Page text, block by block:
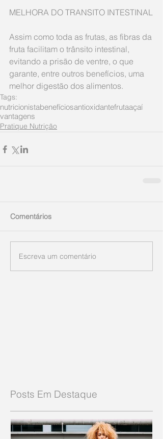
MELHORA DO TRANSITO INTESTINAL
Assim como toda as frutas, as fibras da
fruta facilitam o trânsito intestinal,
evitando a prisão de ventre, o que
garante, entre outros benefícios, uma
melhor digestão dos alimentos.
Tags:
nutricionistabenefíciosantioxidantefrutaaçaí
vantagens
Pratique Nutrição
Comentários
Escreva um comentário
Posts Em Destaque